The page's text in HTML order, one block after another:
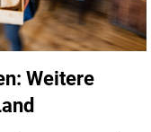
Weitere